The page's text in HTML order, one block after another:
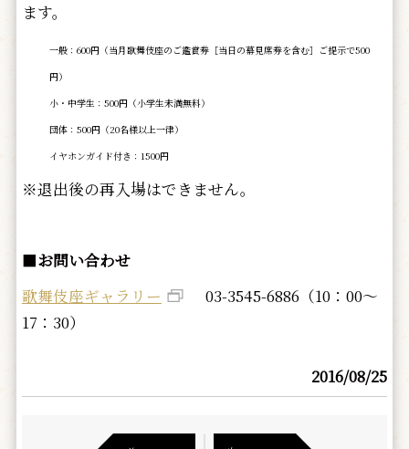
ます。
一般：600円（当月歌舞伎座のご鑑賞券［当日の幕見席券を含む］ご提示で500
円）
小・中学生：500円（小学生未満無料）
団体：500円（20名様以上一律）
イヤホンガイド付き：1500円
※退出後の再入場はできません。
■お問い合わせ
歌舞伎座ギャラリー
03-3545-6886（10：00～
17：30）
2016/08/25